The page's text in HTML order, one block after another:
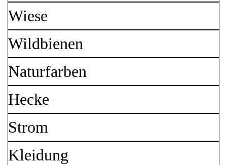
Wiese
Wildbienen
Naturfarben
Hecke
Strom
Kleidung